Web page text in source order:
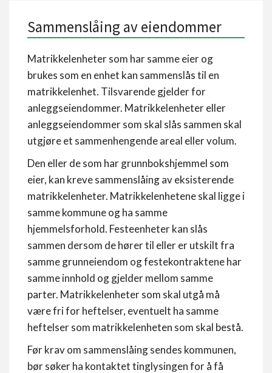
Sammenslåing av eiendommer
Matrikkelenheter som har samme eier og
brukes som en enhet kan sammenslås til en
matrikkelenhet. Tilsvarende gjelder for
anleggseiendommer. Matrikkelenheter eller
anleggseiendommer som skal slås sammen skal
utgjøre et sammenhengende areal eller volum.
Den eller de som har grunnbokshjemmel som
eier, kan kreve sammenslåing av eksisterende
matrikkelenheter. Matrikkelenhetene skal ligge i
samme kommune og ha samme
hjemmelsforhold. Festeenheter kan slås
sammen dersom de hører til eller er utskilt fra
samme grunneiendom og festekontraktene har
samme innhold og gjelder mellom samme
parter. Matrikkelenheter som skal utgå må
være fri for heftelser, eventuelt ha samme
heftelser som matrikkelenheten som skal bestå.
Før krav om sammenslåing sendes kommunen,
bør søker ha kontaktet tinglysingen for å få